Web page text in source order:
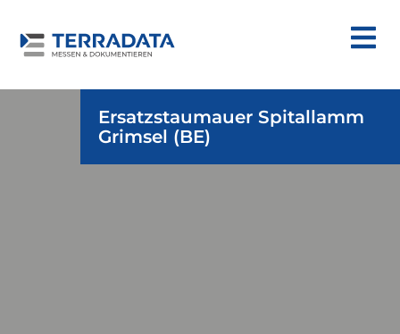
Ersatzstaumauer Spitallamm
Grimsel (BE)